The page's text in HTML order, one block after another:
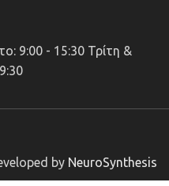
9:00 - 15:30 Τρίτη &
by NeuroSynthesis